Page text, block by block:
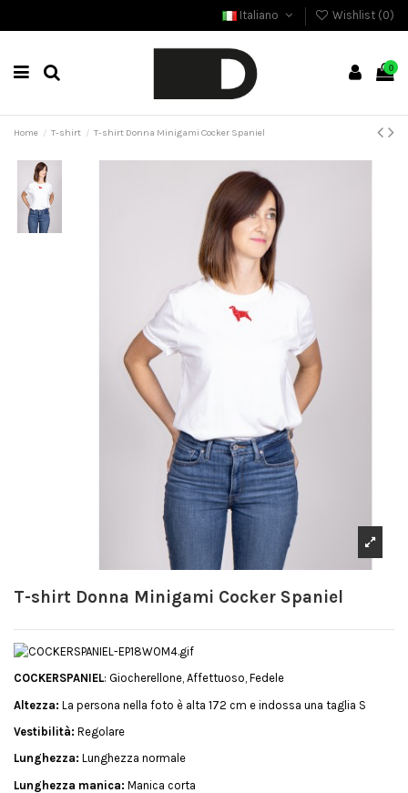
Italiano Wishlist (0)
0
Home T-shirt T-shirt Donna Minigami Cocker Spaniel
T-shirt Donna Minigami Cocker Spaniel
COCKERSPANIEL: Giocherellone, Affettuoso, Fedele
Altezza: La persona nella foto è alta 172 cm e indossa una taglia S
Vestibilità: Regolare
Lunghezza: Lunghezza normale
Lunghezza manica: Manica corta